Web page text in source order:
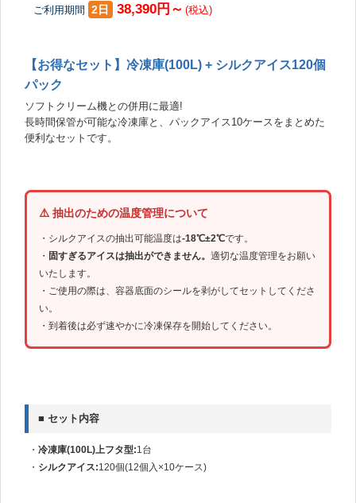
ご利用期間 2日 38,390円～ (税込)
【お得なセット】冷凍庫(100L) + シルクアイス120個
パック
ソフトクリーム機との併用に最適!
長時間保管が可能な冷凍庫と、パックアイス10ケースをまとめた
便利なセットです。
⚠️ 抽出のための温度管理について
・シルクアイスの抽出可能温度は-18℃±2℃です。
・ 固すぎるアイスは抽出ができません。 適切な温度管理をお願い
いたします。
・ご使用の際は、容器底面のシールを剥がしてセットしてくださ
い。
・到着後は必ず速やかに冷凍保存を開始してください。
■ セット内容
・ 冷凍庫(100L)上フタ型:1台
・ シルクアイス:120個(12個入×10ケース)